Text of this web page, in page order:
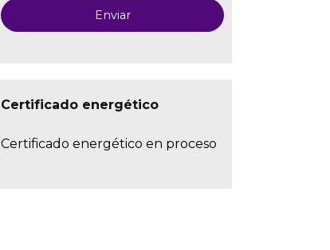
Certificado energético
Certificado energético en proceso